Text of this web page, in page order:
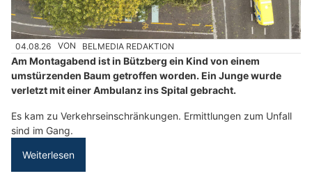
04.08.26 VON BELMEDIA REDAKTION
Am Montagabend ist in Bützberg ein Kind von einem
umstürzenden Baum getroffen worden. Ein Junge wurde
verletzt mit einer Ambulanz ins Spital gebracht.
Es kam zu Verkehrseinschränkungen. Ermittlungen zum Unfall
sind im Gang.
Weiterlesen